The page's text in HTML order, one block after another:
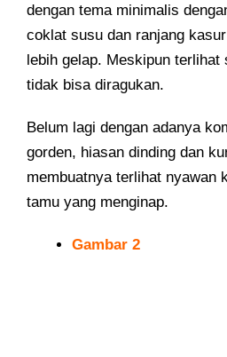
dengan tema minimalis
coklat susu dan ranjang
lebih gelap. Meskipun terlihat
tidak bisa diragukan.
Belum lagi dengan adanya
gorden, hiasan dinding dan
membuatnya terlihat nyawan
tamu yang menginap.
Gambar 2